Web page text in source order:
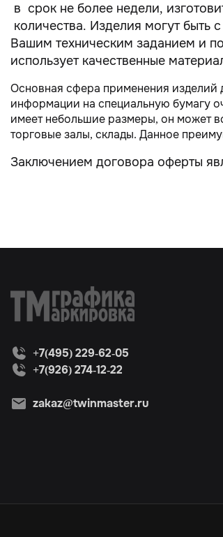
в срок не более недели,
количества. Изделия могут быть
Вашим техническим заданием и
использует качественные
Основная сфера применения изделий
информации на специальную бумагу
имеет небольшие размеры, он может
торговые залы, склады. Данное
Заключением договора оферты
+7(495) 229-62-05
+7(926) 274-12-22
zakaz@twinmaster.ru